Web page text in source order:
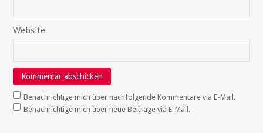
Website
Benachrichtige mich über nachfolgende Kommentare via E-Mail.
Benachrichtige mich über neue Beiträge via E-Mail.